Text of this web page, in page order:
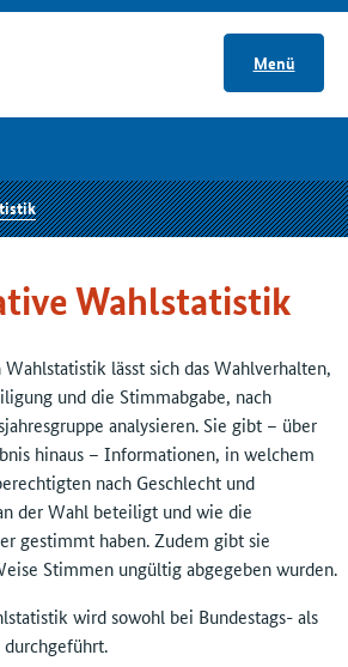
Menü
Wahlstatistik
lässt sich das Wahlverhalten,
und die Stimmabgabe, nach
analysieren. Sie gibt – über
hinaus – Informationen, in welchem
nach Geschlecht und
der Wahl beteiligt und wie die
gestimmt haben. Zudem gibt sie
Stimmen ungültig abgegeben wurden.
wird sowohl bei Bundestags- als